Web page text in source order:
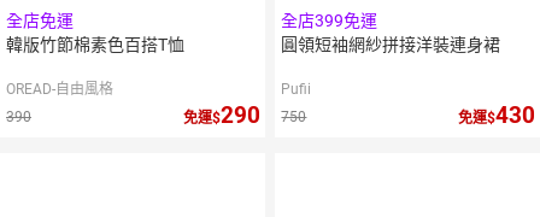
全店免運
韓版竹節棉素色百搭T恤
OREAD-自由風格
390
免運 290
全店399免運
圓領短袖網紗拼接洋裝連身裙
Pufii
750
免運 430